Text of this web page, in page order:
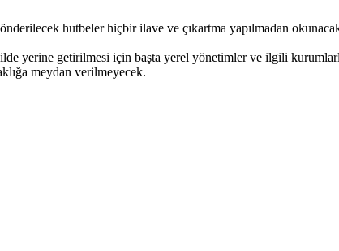
hutbeler hiçbir ilave ve çıkartma yapılmadan
yerine getirilmesi için başta yerel yönetimler ve ilgili
meydan verilmeyecek.